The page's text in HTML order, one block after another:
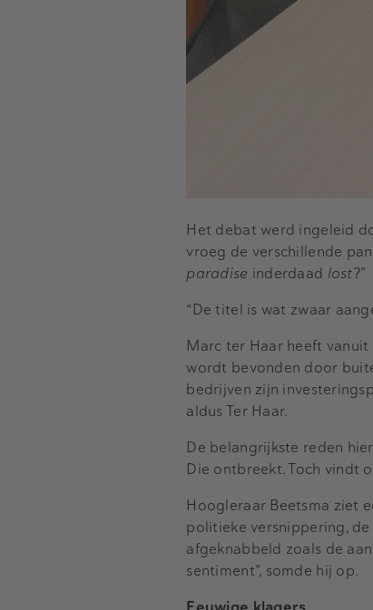
Het debat werd ingeleid
vroeg de verschillende
paradise inderdaad lost?”
“De titel is wat zwaar
Marc ter Haar heeft
wordt bevonden door
bedrijven zijn
aldus Ter Haar.
De belangrijkste reden
Die ontbreekt. Toch vindt
Hoogleraar Beetsma ziet
politieke versnippering,
afgeknabbeld zoals de
sentiment", somde hij op.